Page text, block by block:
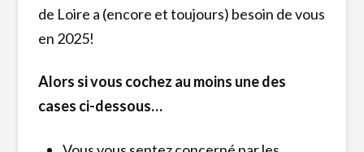
de Loire a (encore et toujours) besoin de vous
en 2025!
Alors si vous cochez au moins une des
cases ci-dessous…